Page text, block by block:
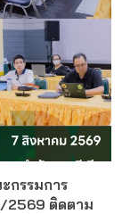
กรรมการ
2569 ติดตาม